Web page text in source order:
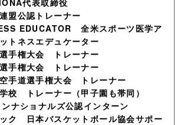
盟公認トレーナー
EDUCATOR 全米スポーツ医学ア
トネスエデュケーター
選手権大会 トレーナー
選手権大会 トレーナー
空手道選手権大会 トレーナー
校 トレーナー（甲子園も帯同）
ナショナルズ公認インターン
ック 日本バスケットボール協会サポー